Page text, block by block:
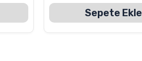
Sepete Ekle